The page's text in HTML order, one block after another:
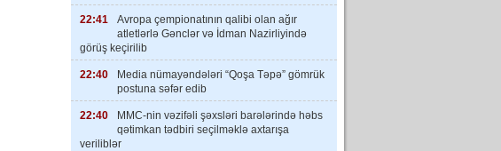
22:41
Avropa çempionatının qalibi olan ağır
atletlərlə Gənclər və İdman Nazirliyində
görüş keçirilib
22:40
Media nümayəndələri “Qoşa Təpə” gömrük
postuna səfər edib
22:40
MMC-nin vəzifəli şəxsləri barələrində həbs
qətimkan tədbiri seçilməklə axtarışa
veriliblər